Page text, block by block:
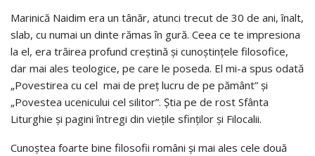
Marinică Naidim era un tânăr, atunci trecut de 30 de ani, înalt,
slab, cu numai un dinte rămas în gură. Ceea ce te impresiona
la el, era trăirea profund creștină și cunoștințele filosofice,
dar mai ales teologice, pe care le poseda. El mi-a spus odată
„Povestirea cu cel mai de preț lucru de pe pământ” și
„Povestea ucenicului cel silitor”. Știa pe de rost Sfânta
Liturghie și pagini întregi din viețile sfinților și Filocalii.
Cunoștea foarte bine filosofii români și mai ales cele două